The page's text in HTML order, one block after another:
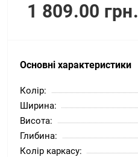
1 809.00 грн.
Основні характеристики
Колір:
Ширина:
Висота:
Глибина:
Колір каркасу: